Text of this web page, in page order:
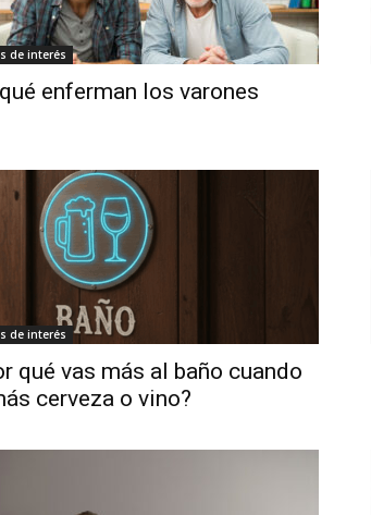
de interés
enferman los varones
de interés
qué vas más al baño cuando
cerveza o vino?